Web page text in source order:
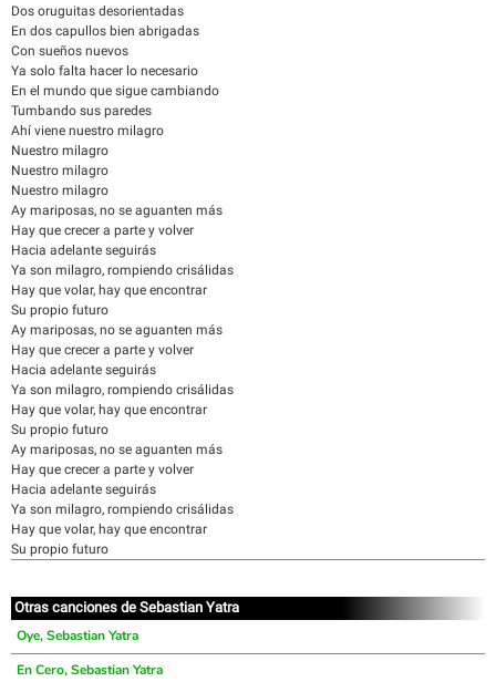
Dos oruguitas desorientadas
En dos capullos bien abrigadas
Con sueños nuevos
Ya solo falta hacer lo necesario
En el mundo que sigue cambiando
Tumbando sus paredes
Ahí viene nuestro milagro
Nuestro milagro
Nuestro milagro
Nuestro milagro
Ay mariposas, no se aguanten más
Hay que crecer a parte y volver
Hacia adelante seguirás
Ya son milagro, rompiendo crisálidas
Hay que volar, hay que encontrar
Su propio futuro
Ay mariposas, no se aguanten más
Hay que crecer a parte y volver
Hacia adelante seguirás
Ya son milagro, rompiendo crisálidas
Hay que volar, hay que encontrar
Su propio futuro
Ay mariposas, no se aguanten más
Hay que crecer a parte y volver
Hacia adelante seguirás
Ya son milagro, rompiendo crisálidas
Hay que volar, hay que encontrar
Su propio futuro
Otras canciones de Sebastian Yatra
Oye, Sebastian Yatra
En Cero, Sebastian Yatra